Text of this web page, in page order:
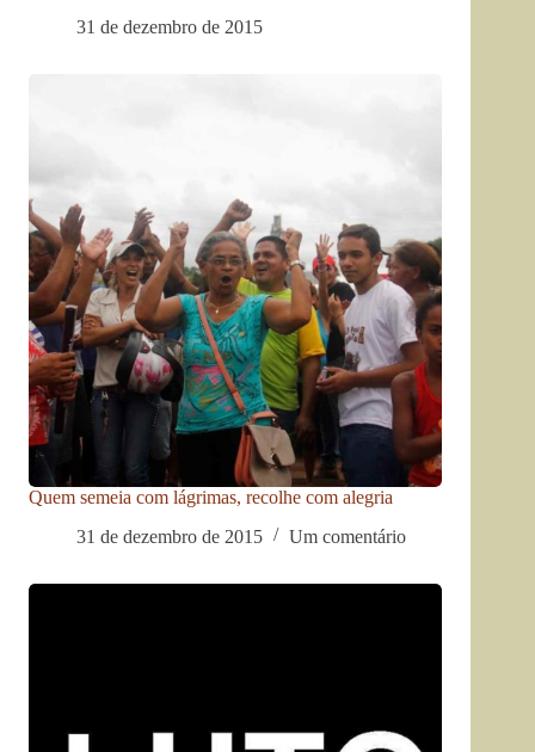
31 de dezembro de 2015
Quem semeia com lágrimas, recolhe com alegria
31 de dezembro de 2015
Um comentário